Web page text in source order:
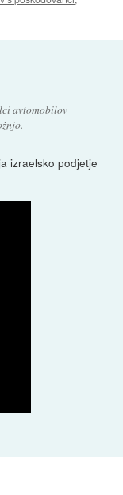
avtomobilov
izraelsko podjetje